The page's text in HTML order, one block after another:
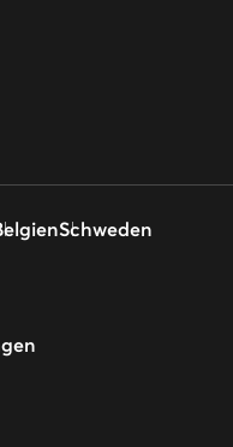
Schweden